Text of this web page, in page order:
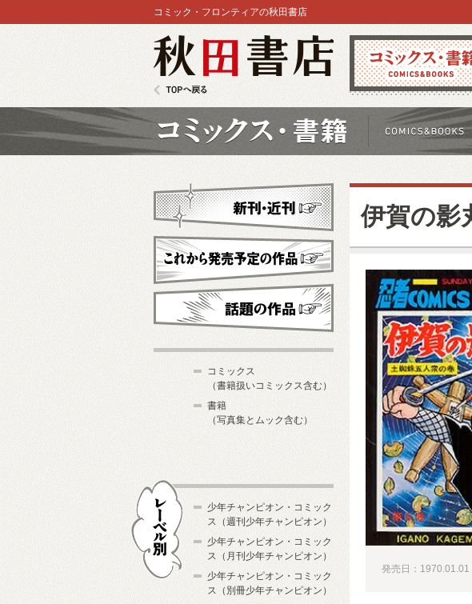
コミックス
コミック・フロンティアの秋田書店
伊賀の影
発売日：1970.01.01
新刊・近刊
これから発売予定
コミックス
（書籍扱いコミックス含む）
書籍
（写真集とムック含む）
少年チャンピオン・コミック
ス（週刊少年チャンピオン）
少年チャンピオン・コミック
ス（月刊少年チャンピオン）
少年チャンピオン・コミック
ス（別冊少年チャンピオン）